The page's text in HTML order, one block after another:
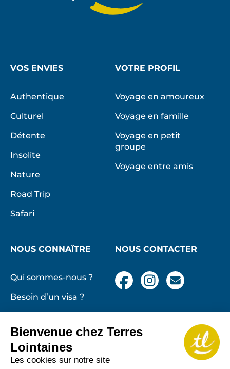
Bienvenue chez Terres
Lointaines
Les cookies sur notre site
VOS ENVIES
Authentique
Culturel
Détente
Insolite
Nature
Road Trip
Safari
VOTRE PROFIL
Voyage en amoureux
Voyage en famille
Voyage en petit
groupe
Voyage entre amis
NOUS CONNAÎTRE
Qui sommes-nous ?
Besoin d’un visa ?
et particulières de
vente
Mentions légales,
NOUS CONTACTER
FacebookInstagram
Nous
contacter
email